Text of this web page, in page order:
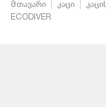
მთავარი კაცი
ECODIVER